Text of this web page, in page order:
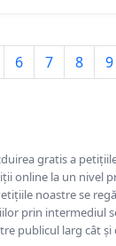
6 7 8 9
gratis a
online la un nivel
noastre se
prin intermediul
publicul larg cât și